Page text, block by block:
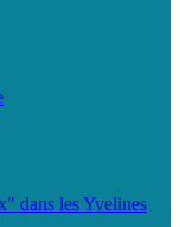
dans les Yvelines